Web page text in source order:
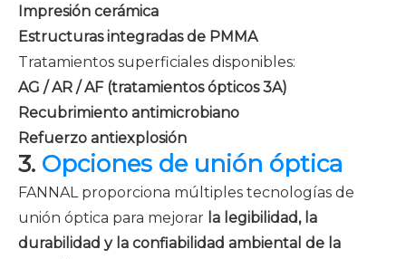
Impresión cerámica
Estructuras integradas de PMMA
Tratamientos superficiales disponibles:
AG / AR / AF (tratamientos ópticos 3A)
Recubrimiento antimicrobiano
Refuerzo antiexplosión
3. Opciones de unión óptica
FANNAL proporciona múltiples tecnologías de
unión óptica para mejorar la legibilidad, la
durabilidad y la confiabilidad ambiental de la